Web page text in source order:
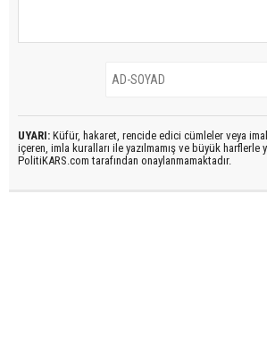
UYARI: Küfür, hakaret, rencide edici cümleler veya
içeren, imla kuralları ile yazılmamış ve büyük harflerle
PolitiKARS.com tarafından onaylanmamaktadır.